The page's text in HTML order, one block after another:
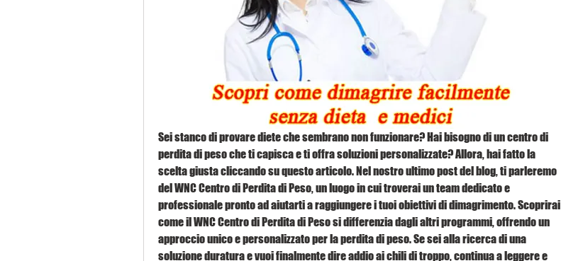
Sei stanco di provare diete che sembrano non funzionare? Hai bisogno di un centro di
perdita di peso che ti capisca e ti offra soluzioni personalizzate? Allora, hai fatto la
scelta giusta cliccando su questo articolo. Nel nostro ultimo post del blog, ti parleremo
del WNC Centro di Perdita di Peso, un luogo in cui troverai un team dedicato e
professionale pronto ad aiutarti a raggiungere i tuoi obiettivi di dimagrimento. Scoprirai
come il WNC Centro di Perdita di Peso si differenzia dagli altri programmi, offrendo un
approccio unico e personalizzato per la perdita di peso. Se sei alla ricerca di una
soluzione duratura e vuoi finalmente dire addio ai chili di troppo, continua a leggere e